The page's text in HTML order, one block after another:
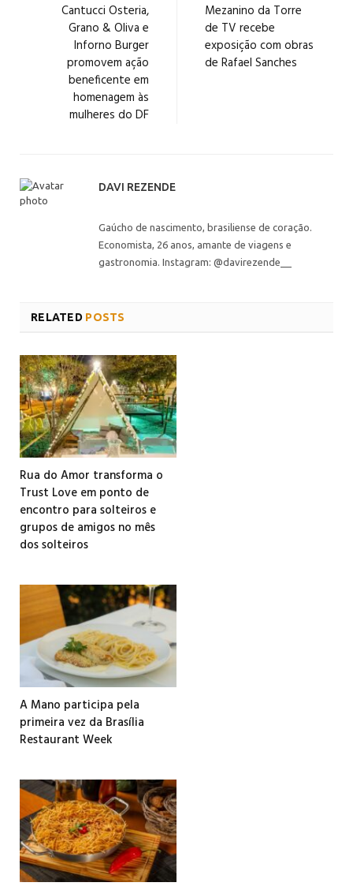
Cantucci Osteria,
Grano & Oliva e
Inforno Burger
promovem ação
beneficente em
homenagem às
mulheres do DF
Mezanino da Torre
de TV recebe
exposição com obras
de Rafael Sanches
DAVI REZENDE
Gaúcho de nascimento, brasiliense de coração.
Economista, 26 anos, amante de viagens e
gastronomia. Instagram: @davirezende__
RELATED POSTS
Rua do Amor transforma o
Trust Love em ponto de
encontro para solteiros e
grupos de amigos no mês
dos solteiros
A Mano participa pela
primeira vez da Brasília
Restaurant Week